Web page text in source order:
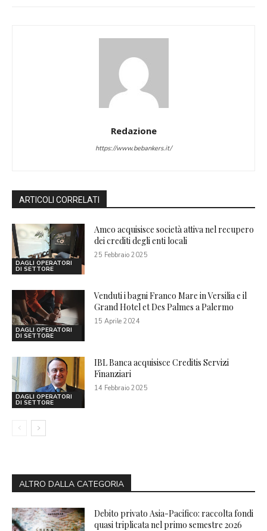
Redazione
https://www.bebankers.it/
ARTICOLI CORRELATI
DAGLI OPERATORI
DI SETTORE
Amco acquisisce società attiva nel recupero
dei crediti degli enti locali
25 Febbraio 2025
DAGLI OPERATORI
DI SETTORE
Venduti i bagni Franco Mare in Versilia e il
Grand Hotel et Des Palmes a Palermo
15 Aprile 2024
DAGLI OPERATORI
DI SETTORE
IBL Banca acquisisce Creditis Servizi
Finanziari
14 Febbraio 2025
ALTRO DALLA CATEGORIA
Debito privato Asia-Pacifico: raccolta fondi
quasi triplicata nel primo semestre 2026